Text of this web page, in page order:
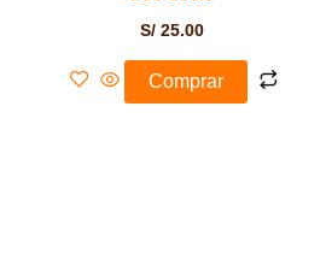
S/25.00
Comprar